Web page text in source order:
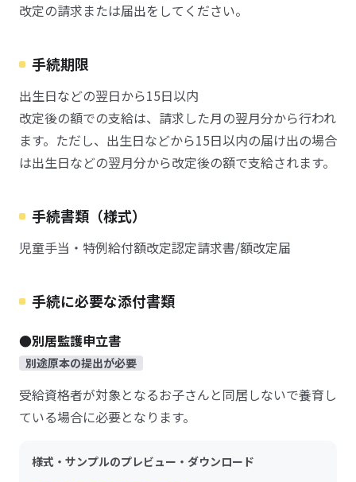
改定の請求または届出をしてください。
手続期限
出生日などの翌日から15日以内
改定後の額での支給は、請求した月の翌月分から行われ
ます。ただし、出生日などから15日以内の届け出の場合
は出生日などの翌月分から改定後の額で支給されます。
手続書類（様式）
児童手当・特例給付額改定認定請求書/額改定届
手続に必要な添付書類
●別居監護申立書
別途原本の提出が必要
受給資格者が対象となるお子さんと同居しないで養育し
ている場合に必要となります。
様式・サンプルのプレビュー・ダウンロード